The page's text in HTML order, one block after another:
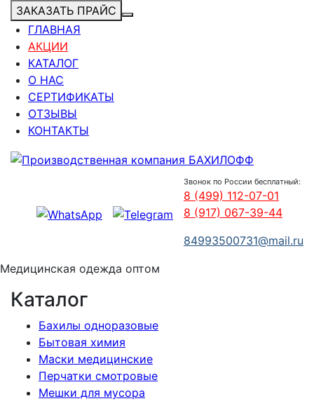
ЗАКАЗАТЬ ПРАЙС
ГЛАВНАЯ
АКЦИИ
КАТАЛОГ
О НАС
СЕРТИФИКАТЫ
ОТЗЫВЫ
КОНТАКТЫ
Звонок по России бесплатный:
8 (499) 112-07-01
8 (917) 067-39-44
84993500731@mail.ru
Медицинская одежда оптом
Каталог
Бахилы одноразовые
Бытовая химия
Маски медицинские
Перчатки смотровые
Мешки для мусора